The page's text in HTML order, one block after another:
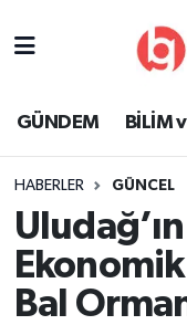
GÜNDEM BİLİM
HABERLER GÜNCEL
Bal
EKONOMİ
SAĞLIK
Süper Lig
Tüm Manşetler
Son Dakika